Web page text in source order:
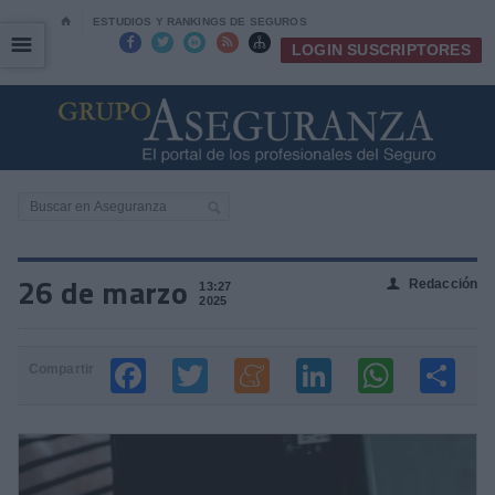
⌂ ESTUDIOS Y RANKINGS DE SEGUROS
     LOGIN SUSCRIPTORES
☰
☰
26 de marzo
13:27
2025
👤 Redacción